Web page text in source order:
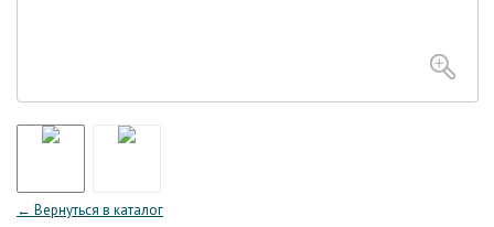
← Вернуться в каталог